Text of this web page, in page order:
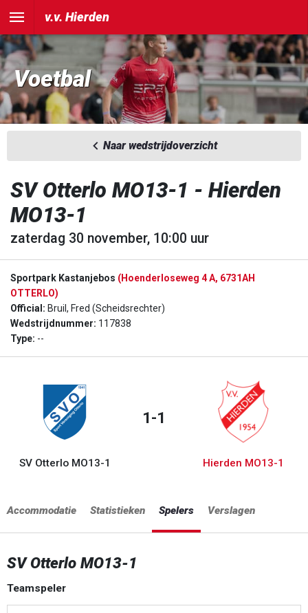
v.v. Hierden
Voetbal
Naar wedstrijdoverzicht
SV Otterlo MO13-1 - Hierden
MO13-1
zaterdag 30 november, 10:00 uur
Sportpark Kastanjebos (Hoenderloseweg 4 A, 6731AH
OTTERLO)
Official: Bruil, Fred (Scheidsrechter)
Wedstrijdnummer: 117838
Type: --
SV Otterlo MO13-1
1-1
Hierden MO13-1
Accommodatie Statistieken Spelers Verslagen
SV Otterlo MO13-1
Teamspeler